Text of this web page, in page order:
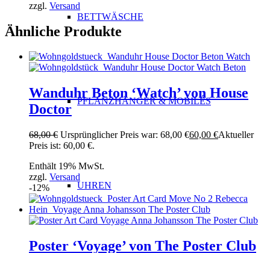
BETTWÄSCHE
PFLANZHÄNGER & MOBILÉS
UHREN
zzgl. Versand
Ähnliche Produkte
Wanduhr Beton ‘Watch’ von House
Doctor
68,00€ Ursprünglicher Preis war: 68,00 €60,00 €Aktueller
Preis ist: 60,00 €.
Enthält 19% MwSt.
zzgl. Versand
-12%
Poster ‘Voyage’ von The Poster Club